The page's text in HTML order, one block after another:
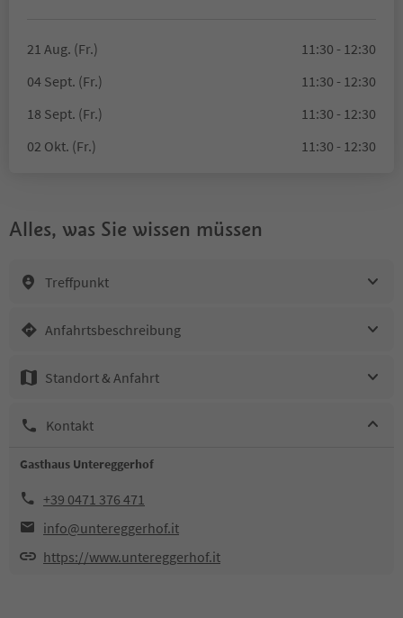
21 Aug. (Fr.)
11:30 - 12:30
04 Sept. (Fr.)
11:30 - 12:30
18 Sept. (Fr.)
11:30 - 12:30
02 Okt. (Fr.)
11:30 - 12:30
Alles, was Sie wissen müssen
Treffpunkt
Anfahrtsbeschreibung
Standort & Anfahrt
Kontakt
Gasthaus Untereggerhof
+39 0471 376 471
info@untereggerhof.it
https://www.untereggerhof.it